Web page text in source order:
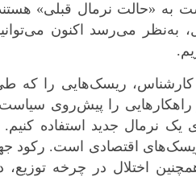
صوت و فیلم
به «حالت نرمال قبلی»
می‌رسد اکنون می‌توانیم
را پیش‌روی
نرمال جدید استفاده
اقتصادی است. رکود
اختلال در چرخه